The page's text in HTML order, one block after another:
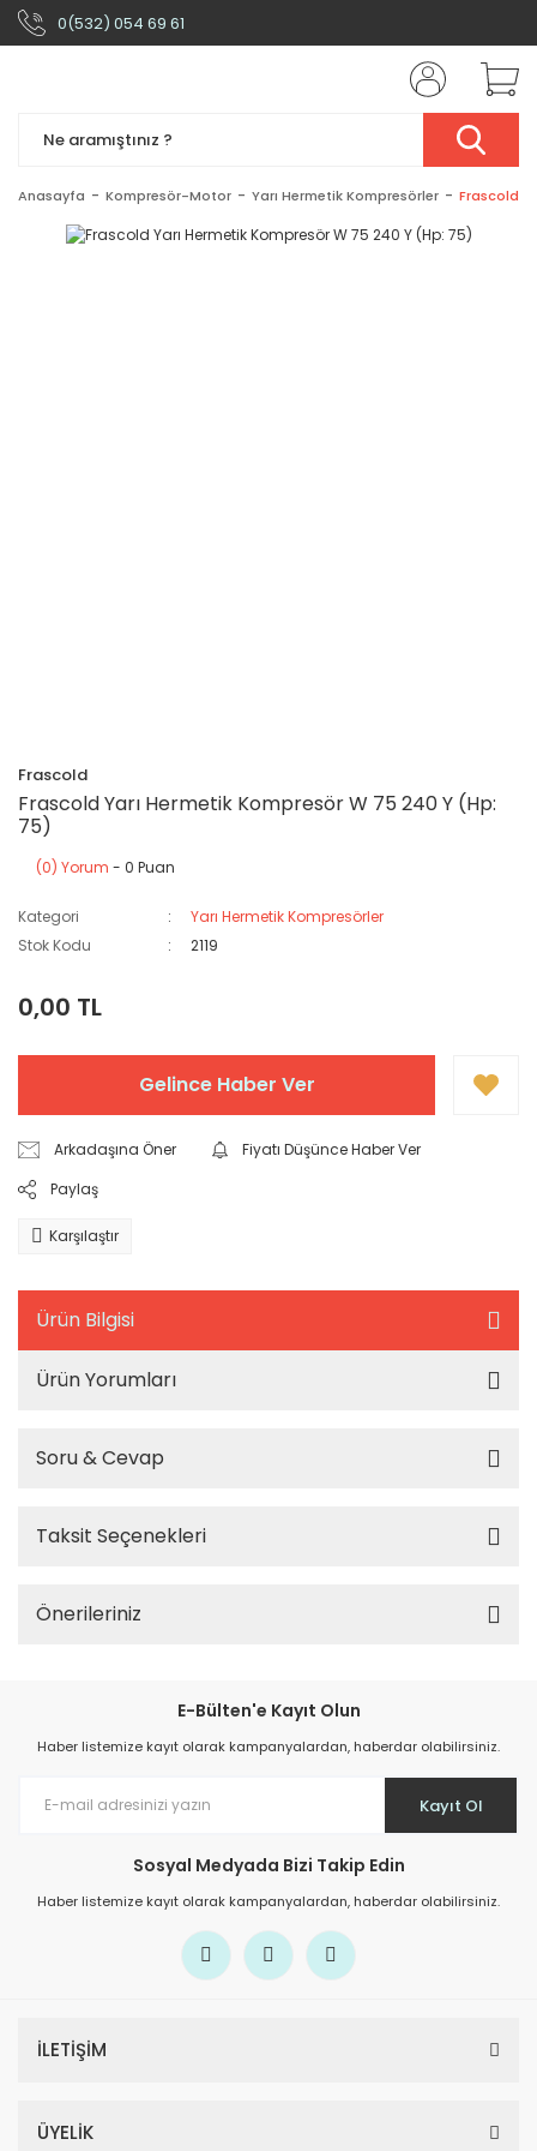
0(532) 054 69 61
Anasayfa Kompresör-Motor Yarı Hermetik Kompresörler Frascold
Frascold
Frascold Yarı Hermetik Kompresör W 75 240 Y (Hp:
75)
(0) Yorum - 0 Puan
Kategori
Yarı Hermetik Kompresörler
Stok Kodu
2119
0,00 TL
Gelince Haber Ver
Arkadaşına Öner
Fiyatı Düşünce Haber Ver
Paylaş
Karşılaştır
Ürün Bilgisi
Ürün Yorumları
Soru & Cevap
Taksit Seçenekleri
Önerileriniz
E-Bülten'e Kayıt Olun
Haber listemize kayıt olarak kampanyalardan, haberdar olabilirsiniz.
Kayıt Ol
Sosyal Medyada Bizi Takip Edin
Haber listemize kayıt olarak kampanyalardan, haberdar olabilirsiniz.
İLETİŞİM
ÜYELİK